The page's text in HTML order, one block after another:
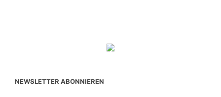
NEWSLETTER ABONNIEREN